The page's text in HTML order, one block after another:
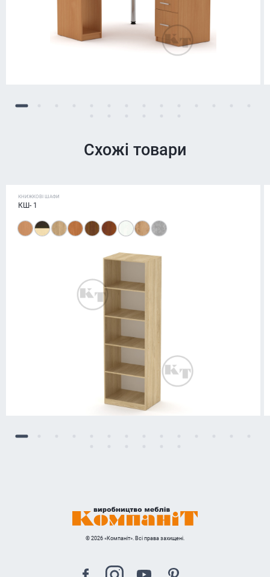
Схожі товари
КНИЖКОВІ ШАФИ
КШ- 1
© 2026 «Компаніт». Всі права захищені.